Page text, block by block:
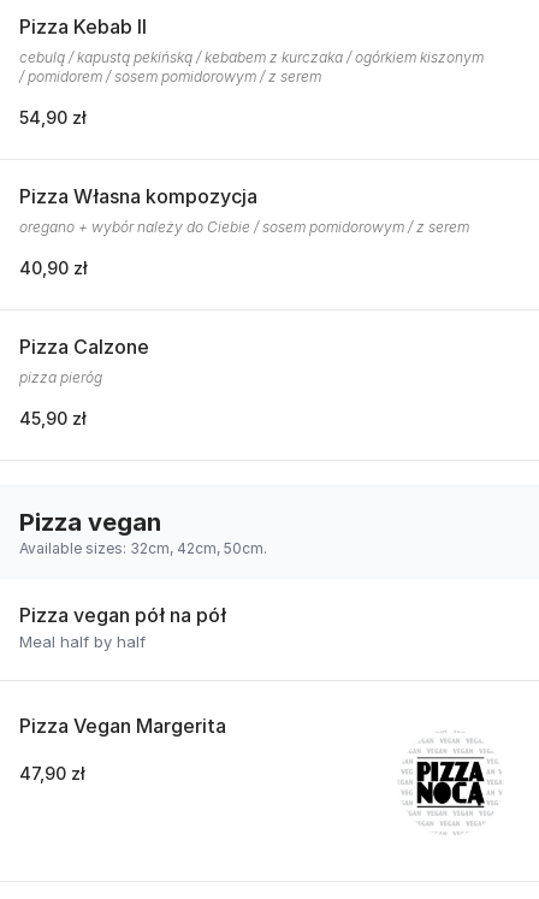
Pizza Kebab II
cebulą / kapustą pekińską / kebabem z kurczaka / ogórkiem kiszonym
/ pomidorem / sosem pomidorowym / z serem
54,90 zł
Pizza Własna kompozycja
oregano + wybór należy do Ciebie / sosem pomidorowym / z serem
40,90 zł
Pizza Calzone
pizza pieróg
45,90 zł
Pizza vegan
Available sizes: 32cm, 42cm, 50cm.
Pizza vegan pół na pół
Meal half by half
Pizza Vegan Margerita
47,90 zł